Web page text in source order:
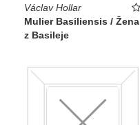
Václav Hollar
Mulier Basiliensis / Žena
z Basileje